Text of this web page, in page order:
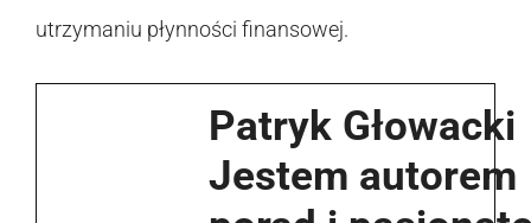
utrzymaniu płynności finansowej.
Patryk Głowacki
Jestem autorem